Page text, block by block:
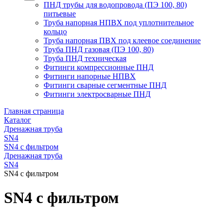
ПНД трубы для водопровода (ПЭ 100, 80)
питьевые
Труба напорная НПВХ под уплотнительное
кольцо
Труба напорная ПВХ под клеевое соединение
Труба ПНД газовая (ПЭ 100, 80)
Труба ПНД техническая
Фитинги компрессионные ПНД
Фитинги напорные НПВХ
Фитинги сварные сегментные ПНД
Фитинги электросварные ПНД
Главная страница
Каталог
Дренажная труба
SN4
SN4 с фильтром
Дренажная труба
SN4
SN4 с фильтром
SN4 с фильтром